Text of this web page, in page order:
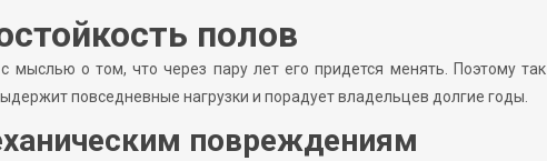
полов
мыслью о том, что через пару лет его придется менять. Поэтому так
повседневные нагрузки и порадует владельцев долгие годы.
повреждениям